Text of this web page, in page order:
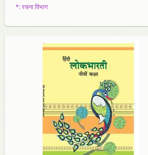
*: रचना विभाग